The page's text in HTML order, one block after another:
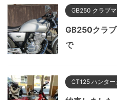
GB250 クラブ
GB250クラ
で
CT125 ハンター